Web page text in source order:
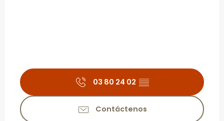
03 80 24 02 ▒▒
Contáctenos